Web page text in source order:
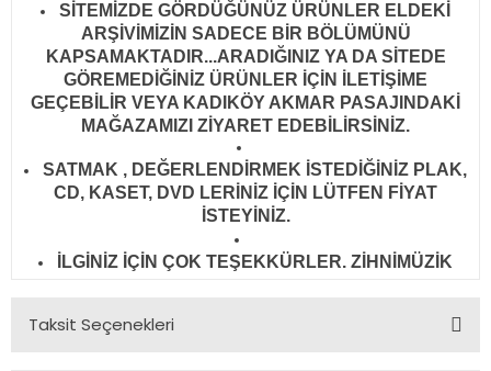
SİTEMİZDE GÖRDÜĞÜNÜZ ÜRÜNLER ELDEKİ
ARŞİVİMİZİN SADECE BİR BÖLÜMÜNÜ
KAPSAMAKTADIR...ARADIĞINIZ YA DA SİTEDE
GÖREMEDİĞİNİZ ÜRÜNLER İÇİN İLETİŞİME
GEÇEBİLİR VEYA KADIKÖY AKMAR PASAJINDAKİ
MAĞAZAMIZI ZİYARET EDEBİLİRSİNİZ.
SATMAK , DEĞERLENDİRMEK İSTEDİĞİNİZ PLAK,
CD, KASET, DVD LERİNİZ İÇİN LÜTFEN FİYAT
İSTEYİNİZ.
İLGİNİZ İÇİN ÇOK TEŞEKKÜRLER. ZİHNİMÜZİK
Taksit Seçenekleri